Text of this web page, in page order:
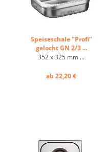
Speiseschale "Profi"
gelocht GN 2/3 ...
352 x 325 mm ...
ab 22,20 €